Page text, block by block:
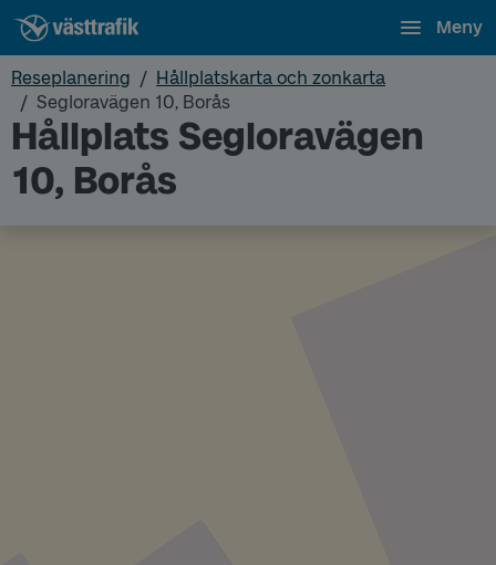
Meny
Reseplanering
Hållplatskarta och zonkarta
Segloravägen 10, Borås
Hållplats Segloravägen
10, Borås